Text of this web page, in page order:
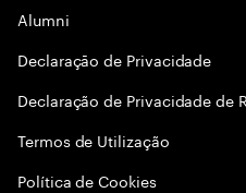
Alumni
Declaraçāo de Privacidade
Declaração de Privacidade de
Termos de Utilização
Política de Cookies